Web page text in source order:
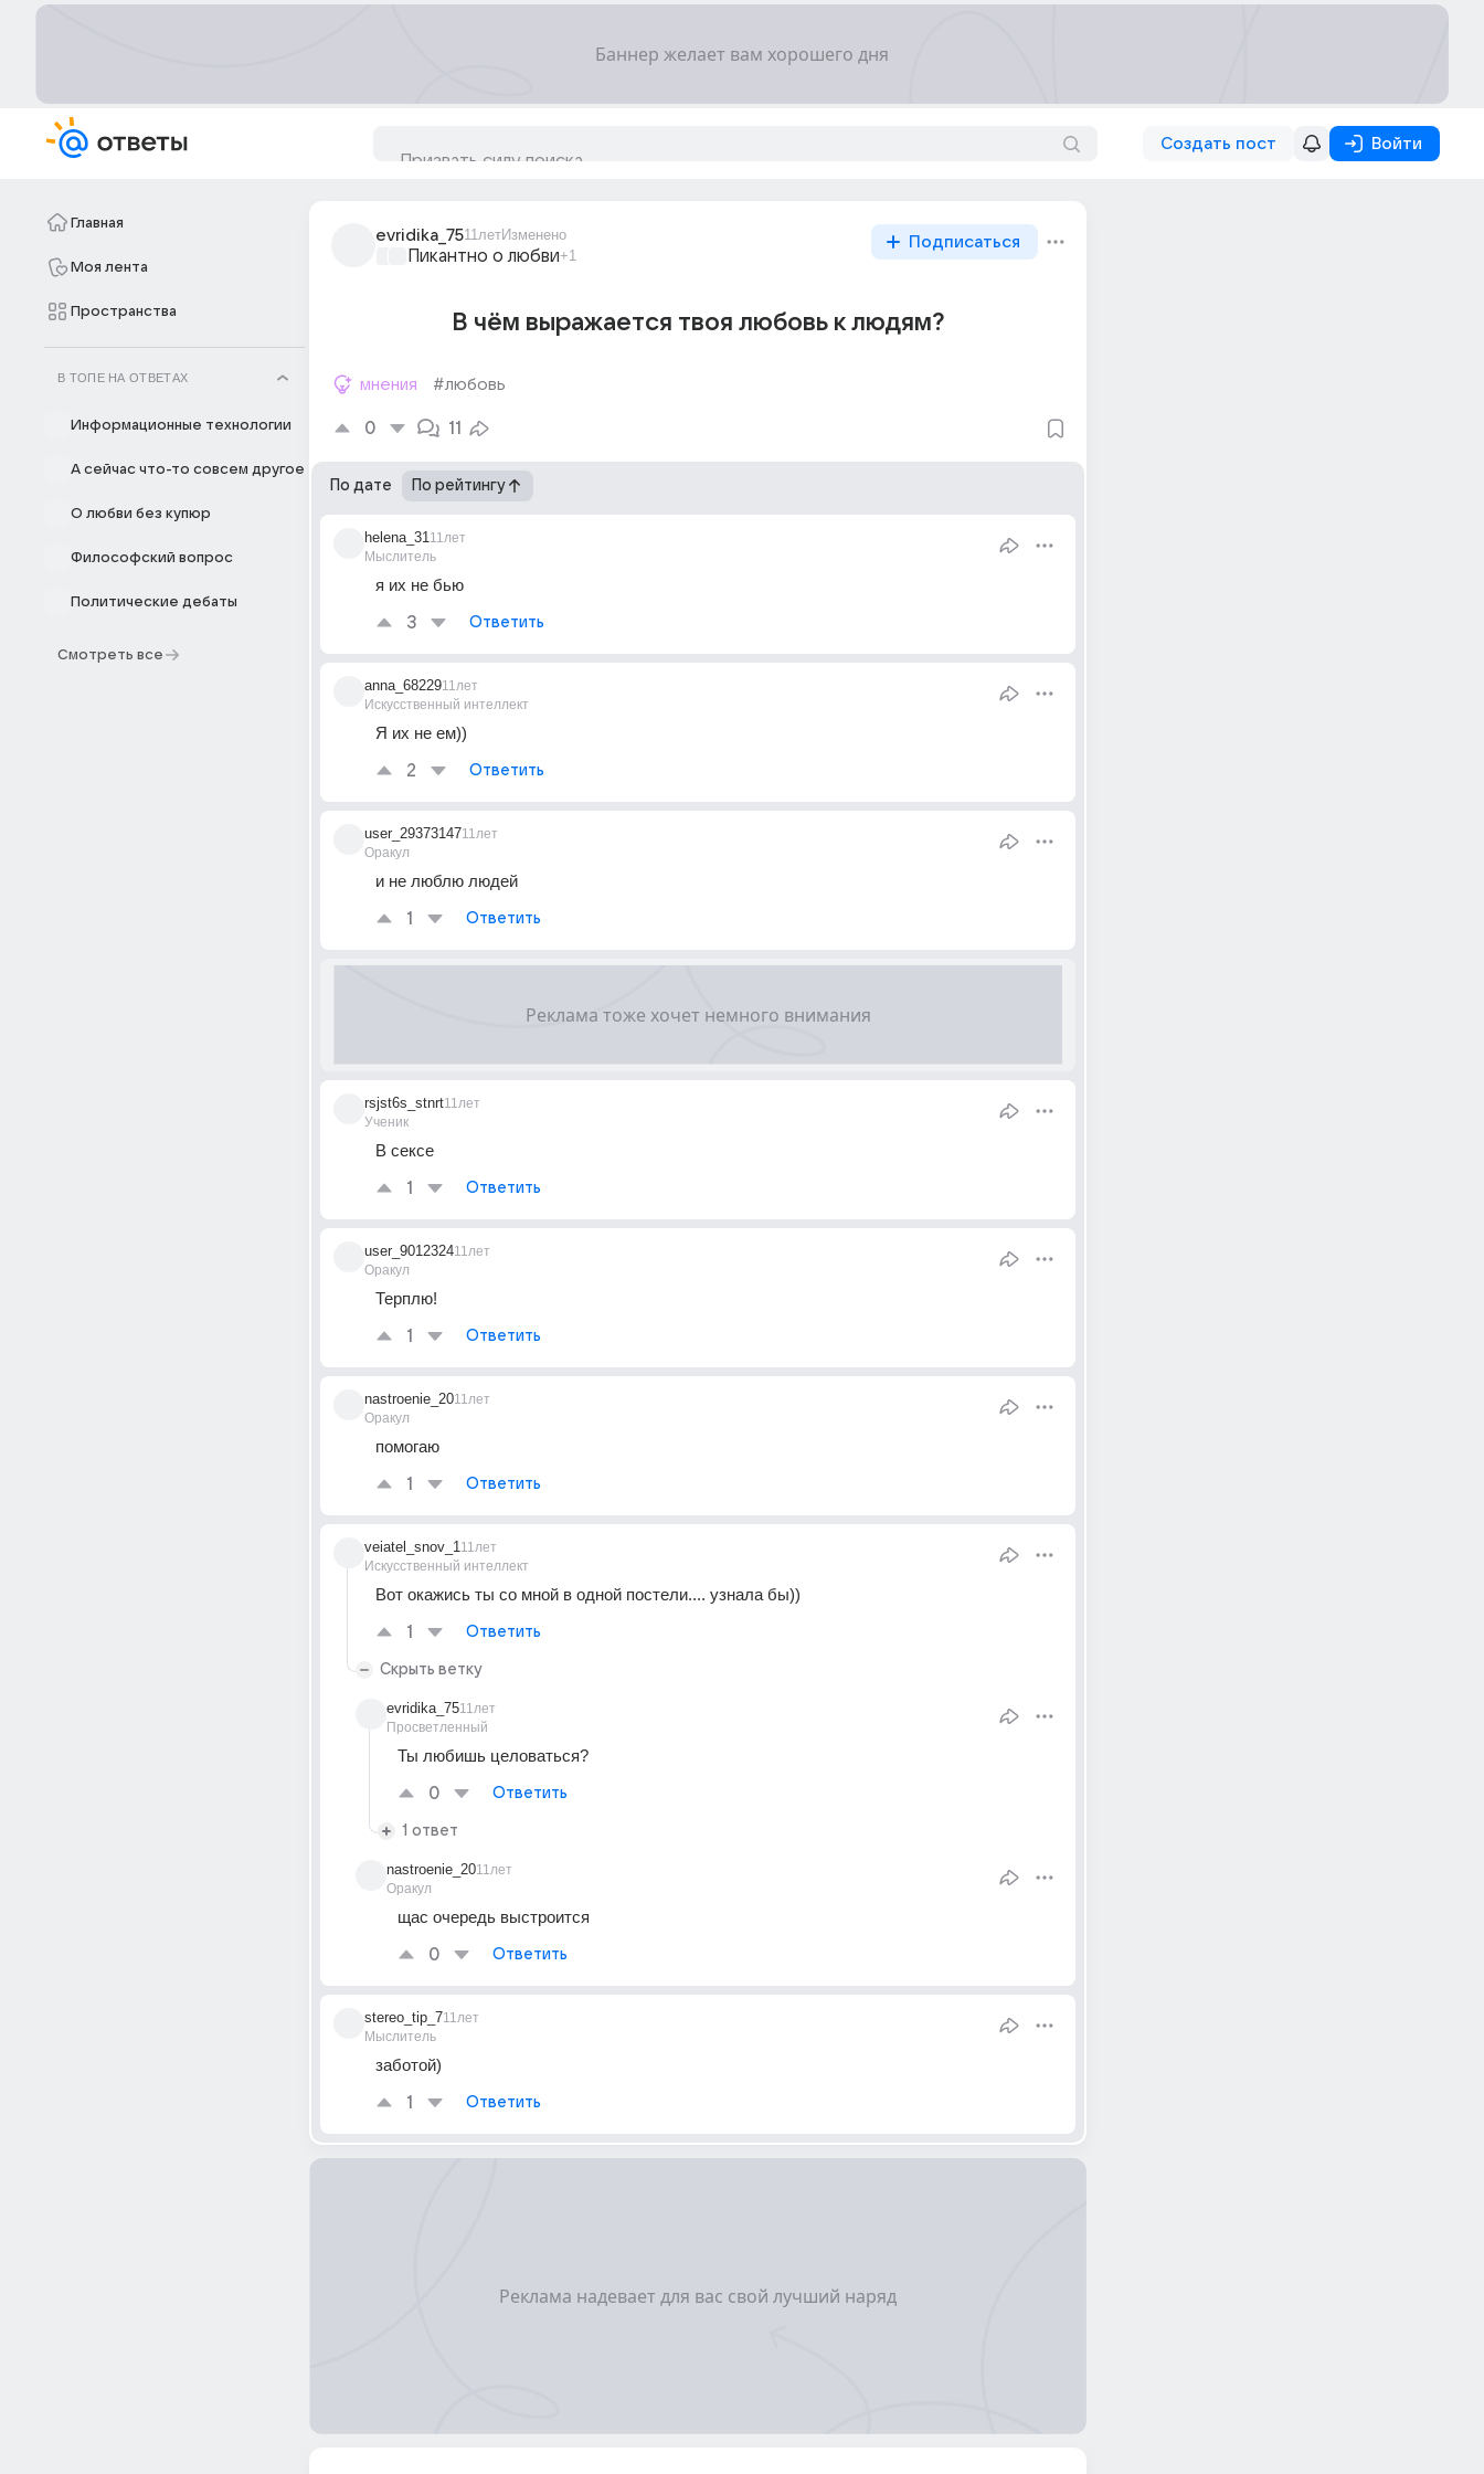
Создать пост Войти
Главная
Моя лента
Пространства
В ТОПЕ НА ОТВЕТАХ
Информационные технологии
А сейчас что-то совсем другое
О любви без купюр
Философский вопрос
Политические дебаты
Смотреть все
evridika_7511летИзменено
Пикантно о любви+1
Подписаться
В чём выражается твоя любовь к людям?
мнения #любовь
0 11
По дате По рейтингу
helena_31
Мыслитель
11лет
я их не бью
3 Ответить
anna_68229
Искусственный интеллект
11лет
Я их не ем))
2 Ответить
user_29373147
Оракул
11лет
и не люблю людей
1 Ответить
rsjst6s_stnrt
Ученик
11лет
В сексе
1 Ответить
user_9012324
Оракул
11лет
Терплю!
1 Ответить
nastroenie_20
Оракул
11лет
помогаю
1 Ответить
veiatel_snov_1
Искусственный интеллект
11лет
Вот окажись ты со мной в одной постели.... узнала бы))
1 Ответить
Скрыть ветку
evridika_75
Просветленный
11лет
Ты любишь целоваться?
0 Ответить
1 ответ
nastroenie_20
Оракул
11лет
щас очередь выстроится
0 Ответить
stereo_tip_7
Мыслитель
11лет
заботой)
1 Ответить